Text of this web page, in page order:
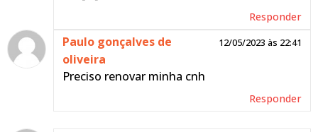
Responder
Paulo gonçalves de
oliveira
12/05/2023 às 22:41
Preciso renovar minha cnh
Responder